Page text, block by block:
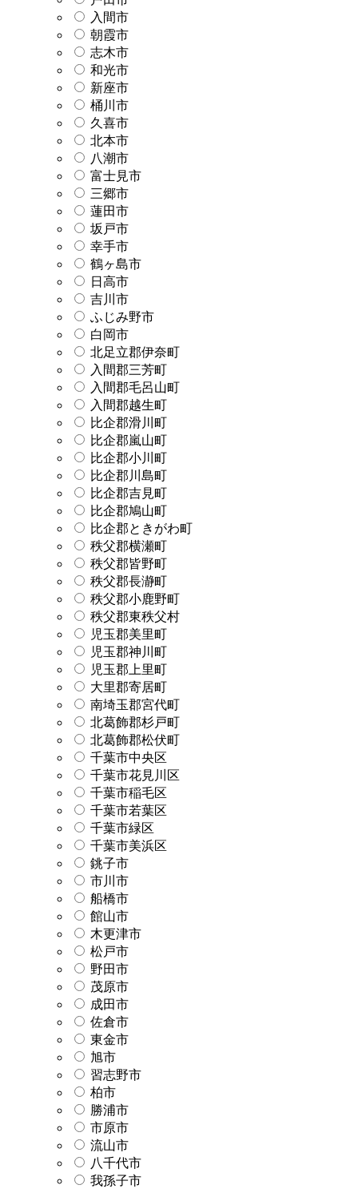
入間市
朝霞市
志木市
和光市
新座市
桶川市
久喜市
北本市
八潮市
富士見市
三郷市
蓮田市
坂戸市
幸手市
鶴ヶ島市
日高市
吉川市
ふじみ野市
白岡市
北足立郡伊奈町
入間郡三芳町
入間郡毛呂山町
入間郡越生町
比企郡滑川町
比企郡嵐山町
比企郡小川町
比企郡川島町
比企郡吉見町
比企郡鳩山町
比企郡ときがわ町
秩父郡横瀬町
秩父郡皆野町
秩父郡長瀞町
秩父郡小鹿野町
秩父郡東秩父村
児玉郡美里町
児玉郡神川町
児玉郡上里町
大里郡寄居町
南埼玉郡宮代町
北葛飾郡杉戸町
北葛飾郡松伏町
千葉市中央区
千葉市花見川区
千葉市稲毛区
千葉市若葉区
千葉市緑区
千葉市美浜区
銚子市
市川市
船橋市
館山市
木更津市
松戸市
野田市
茂原市
成田市
佐倉市
東金市
旭市
習志野市
柏市
勝浦市
市原市
流山市
八千代市
我孫子市